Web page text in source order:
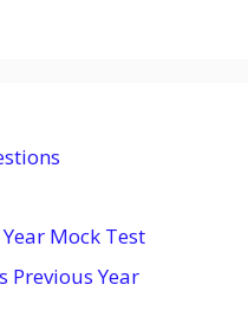
Mock Test
Previous Year